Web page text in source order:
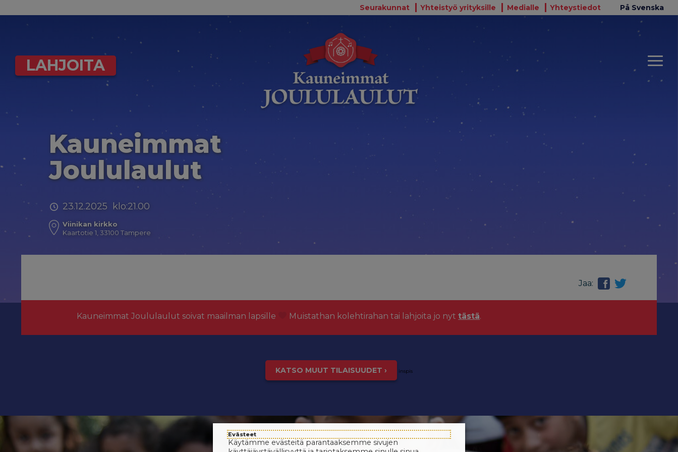
Seurakunnat Yhteistyö yrityksille Medialle Yhteystiedot På Svenska
LAHJOITA
Kauneimmat
Joululaulut
23.12.2025 klo:21.00
Viinikan kirkko
Kaartotie 1, 33100 Tampere
Jaa:
Kauneimmat Joululaulut soivat maailman lapsille Muistathan kolehtirahan tai lahjoita jo nyttästä.
KATSO MUUT TILAISUUDET › inspis
Evästeet
Käytämme evästeitä parantaaksemme sivujen